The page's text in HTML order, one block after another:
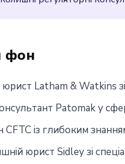
фон
Latham & Watkins
Patomak у
CFTC із глибоким
юрист Sidley зі